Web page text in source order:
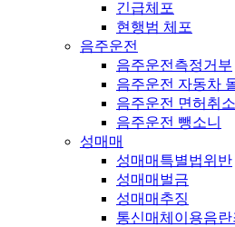
긴급체포
현행범 체포
음주운전
음주운전측정거부
음주운전 자동차
음주운전 면허취소
음주운전 뺑소니
성매매
성매매특별법위반
성매매벌금
성매매추징
통신매체이용음